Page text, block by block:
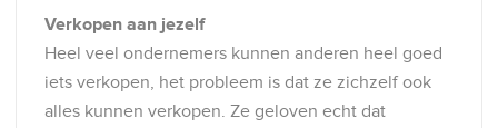
Verkopen aan jezelf
Heel veel ondernemers kunnen anderen heel goed
iets verkopen, het probleem is dat ze zichzelf ook
alles kunnen verkopen. Ze geloven echt dat